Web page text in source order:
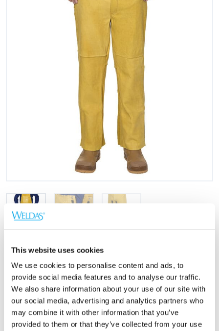
This website uses cookies
We use cookies to personalise content and ads, to
provide social media features and to analyse our traffic.
We also share information about your use of our site with
our social media, advertising and analytics partners who
may combine it with other information that you’ve
provided to them or that they’ve collected from your use
EN 11611
Normen
EN ISO 11611:2015 CLASS 2/A1+A2